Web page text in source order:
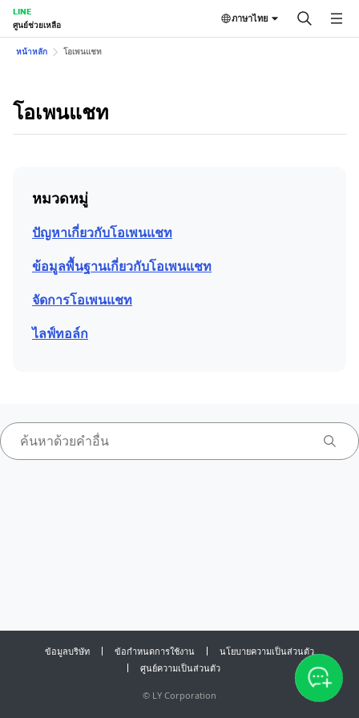
LINE
ศูนย์ช่วยเหลือ
ภาษาไทย
หน้าหลัก โอเพนแชท
โอเพนแชท
หมวดหมู่
ปัญหาเกี่ยวกับโอเพนแชท
ข้อมูลพื้นฐานเกี่ยวกับโอเพนแชท
จัดการโอเพนแชท
ไลฟ์ทอล์ก
ข้อมูลบริษัท ข้อกำหนดการใช้งาน
นโยบายความเป็นส่วนตัว
ศูนย์ความเป็นส่วนตัว
© LY Corporation